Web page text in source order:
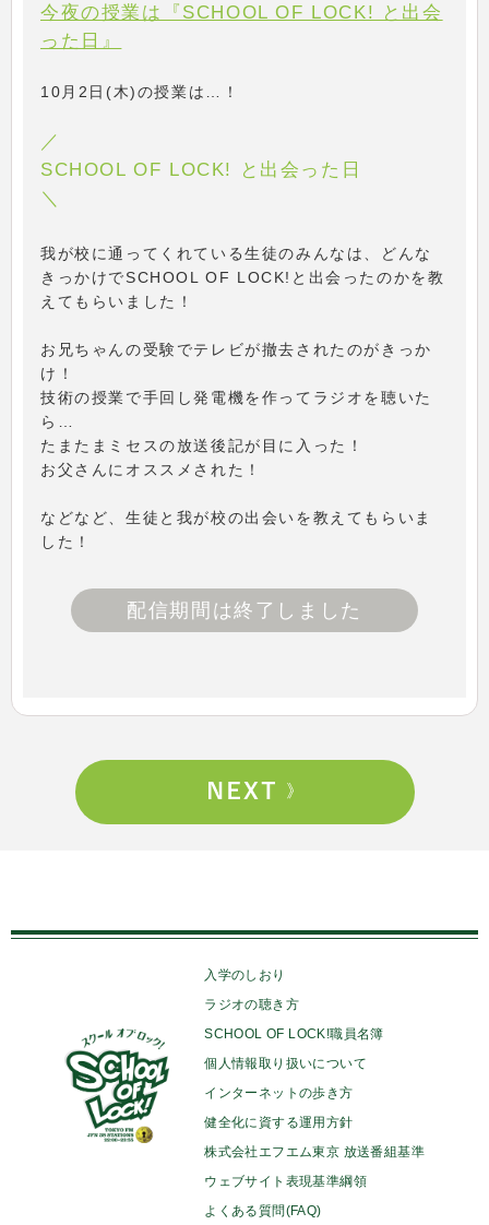
今夜の授業は『SCHOOL OF LOCK! と出会
った日』
10月2日(木)の授業は…！
／
SCHOOL OF LOCK! と出会った日
＼
我が校に通ってくれている生徒のみんなは、どんな
きっかけでSCHOOL OF LOCK!と出会ったのかを教
えてもらいました！
お兄ちゃんの受験でテレビが撤去されたのがきっか
け！
技術の授業で手回し発電機を作ってラジオを聴いた
ら…
たまたまミセスの放送後記が目に入った！
お父さんにオススメされた！
などなど、生徒と我が校の出会いを教えてもらいま
した！
配信期間は終了しました
入学のしおり
ラジオの聴き方
SCHOOL OF LOCK!職員名簿
個人情報取り扱いについて
インターネットの歩き方
健全化に資する運用方針
株式会社エフエム東京 放送番組基準
ウェブサイト表現基準綱領
よくある質問(FAQ)